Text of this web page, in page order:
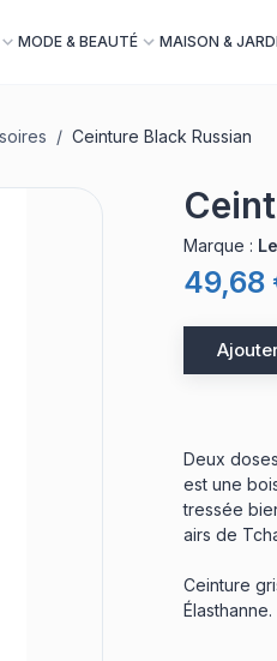
MODE & BEAUTÉ MAISON &
/ Ceinture Black Russian
Marque :
49,68
Deux
est une
tressée
airs de
Ceinture
Élasthanne.